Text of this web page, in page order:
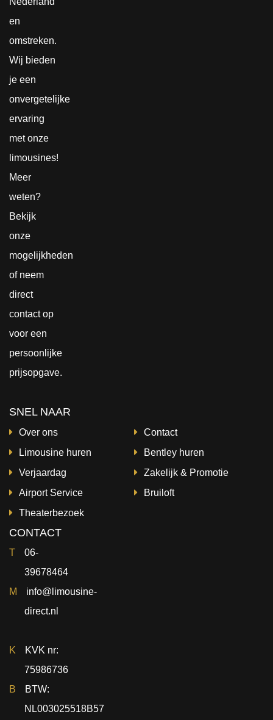
en
omstreken.
Wij bieden
je een
onvergetelijke
ervaring
met onze
limousines!
Meer
weten?
Bekijk
onze
mogelijkheden
of neem
direct
contactop
voor een
persoonlijke
prijsopgave.
SNEL NAAR
Over ons
Contact
Limousine huren
Bentley huren
Verjaardag
Zakelijk & Promotie
Airport Service
Bruiloft
Theaterbezoek
CONTACT
T
06-
39678464
M
info@limousine-
direct.nl
K
KVK nr:
75986736
B
BTW:
NL003025518B57